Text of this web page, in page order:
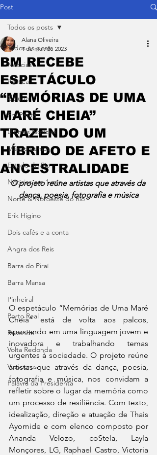
Post
Todos os posts
Notícias
Política
Coluna
Em Pauta
Últimas Notícias
Márcio Lemos
Estado do Rio
Notícias em 1 min
Norte & Noroeste do Rio
Erik Higino
Dois cafés e a conta
Angra dos Reis
Barra do Piraí
Barra Mansa
Pinheiral
Porto Real
Resende
Volta Redonda
Vassouras
Palavra da Presidenta
Todos os posts
BM RECEBE
ESPETÁCULO
“MEMÓRIAS DE UMA
MARÉ CHEIA”
TRAZENDO UM
HÍBRIDO DE AFETO E
ANCESTRALIDADE
Alana Oliveira
1 de mar. de 2023
O projeto reúne artistas que através da
dança, poesia, fotografia e música
O espetáculo “Memórias de Uma Maré
Cheia” está de volta aos palcos,
apostando em uma linguagem jovem e
inovadora e trabalhando temas
urgentes à sociedade. O projeto reúne
artistas que através da dança, poesia,
fotografia e música, nos convidam a
refletir sobre o lugar da memória como
um processo de resiliência. Com texto,
idealização, direção e atuação de Thais
Ayomide e com elenco composto por
Ananda Velozo, coStela, Layla
Monçores, LG, Raphael Castro, Victoria